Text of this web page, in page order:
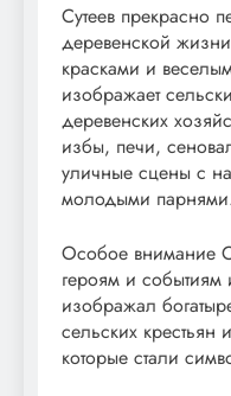
Сутеев прекрасно
деревенской
красками и
изображает
деревенских
избы, печи,
уличные сцены с
молодыми
Особое внимание
героям и
изображал
сельских крестьян
которые стали